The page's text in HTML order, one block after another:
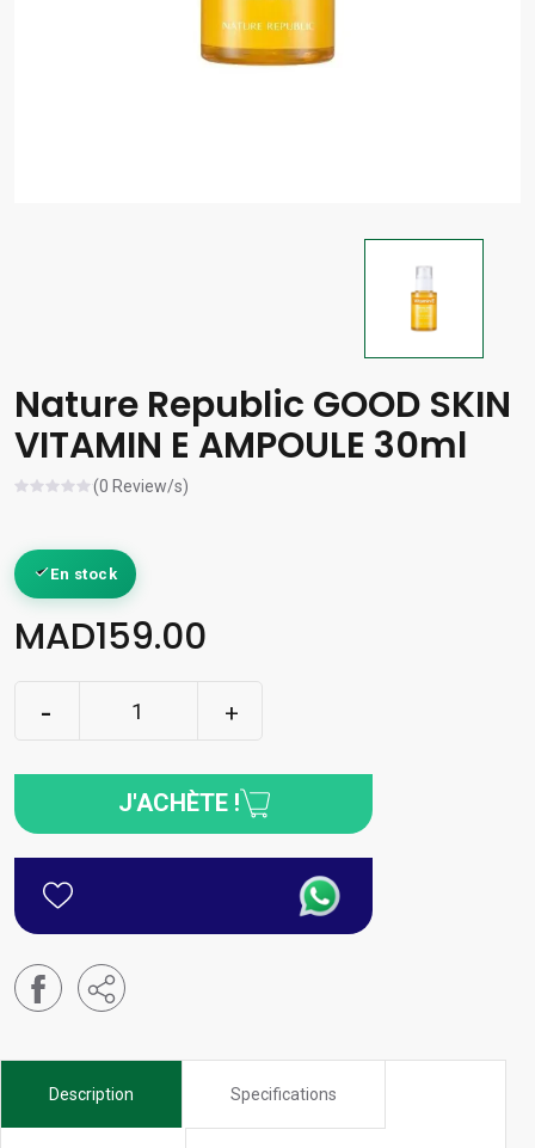
Nature Republic GOOD SKIN
VITAMIN E AMPOULE 30ml
(0 Review/s)
En stock
MAD159.00
J'ACHÈTE !
Description Specifications